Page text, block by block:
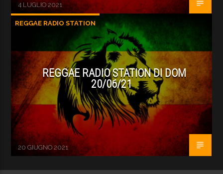
4 LUGLIO 2021
REGGAE RADIO STATION
REGGAE RADIO STATION DI DOM
20/06/21
20 GIUGNO 2021